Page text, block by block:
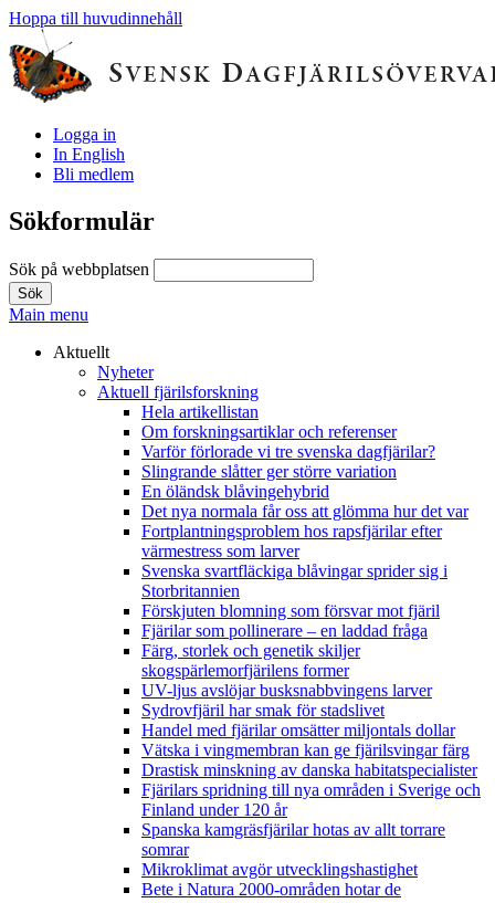
Hoppa till huvudinnehåll
Logga in
In English
Bli medlem
Sökformulär
Sök på webbplatsen
Main menu
Aktuellt
Nyheter
Aktuell fjärilsforskning
Hela artikellistan
Om forskningsartiklar och referenser
Varför förlorade vi tre svenska dagfjärilar?
Slingrande slåtter ger större variation
En öländsk blåvingehybrid
Det nya normala får oss att glömma hur det var
Fortplantningsproblem hos rapsfjärilar efter
värmestress som larver
Svenska svartfläckiga blåvingar sprider sig i
Storbritannien
Förskjuten blomning som försvar mot fjäril
Fjärilar som pollinerare – en laddad fråga
Färg, storlek och genetik skiljer
skogspärlemorfjärilens former
UV-ljus avslöjar busksnabbvingens larver
Sydrovfjäril har smak för stadslivet
Handel med fjärilar omsätter miljontals dollar
Vätska i vingmembran kan ge fjärilsvingar färg
Drastisk minskning av danska habitatspecialister
Fjärilars spridning till nya områden i Sverige och
Finland under 120 år
Spanska kamgräsfjärilar hotas av allt torrare
somrar
Mikroklimat avgör utvecklingshastighet
Bete i Natura 2000-områden hotar de